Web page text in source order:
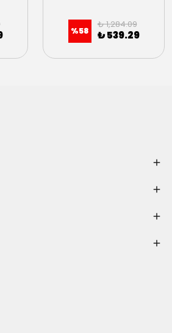
%58
₺ 1,284.09
₺ 539.29